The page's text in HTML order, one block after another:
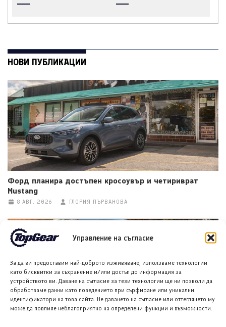
Управление на съгласие
За да ви предоставим най-доброто изживяване, използваме технологии
като бисквитки за съхранение и/или достъп до информация за
устройството ви. Даване на съгласие за тези технологии ще ни позволи да
обработваме данни като поведението при сърфиране или уникални
идентификатори на това сайта. Не даването на съгласие или оттеглянето му
може да повлияе неблагоприятно на определени функции и възможности.
НОВИ ПУБЛИКАЦИИ
Форд планира достъпен кросоувър и четириврат
Mustang
8 АВГ. 2026 ГЛОРИЯ ПЪРВАНОВА